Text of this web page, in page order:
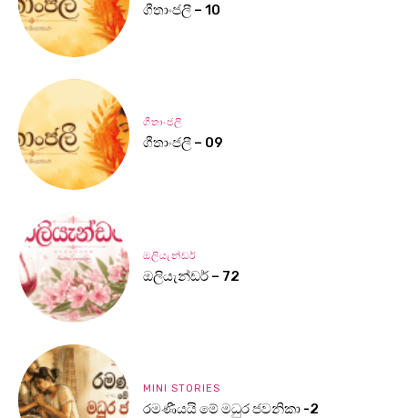
ගීතාංජලී – 10
ගීතාංජලී
ගීතාංජලී – 09
ඔලියැන්ඩර්
ඔලියැන්ඩර් – 72
MINI STORIES
රමණීයයි මේ මධුර ජවනිකා -2